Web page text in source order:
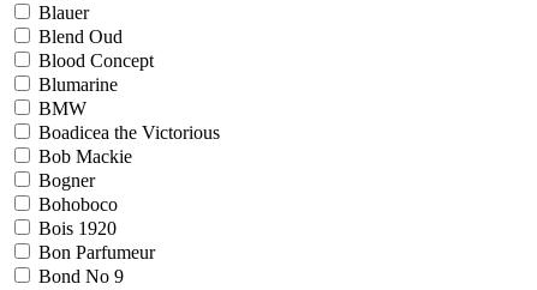
Blauer
Blend Oud
Blood Concept
Blumarine
BMW
Boadicea the Victorious
Bob Mackie
Bogner
Bohoboco
Bois 1920
Bon Parfumeur
Bond No 9